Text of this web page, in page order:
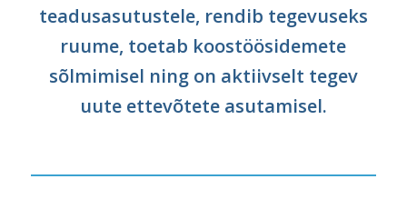
teadusasutustele, rendib tegevuseks
ruume, toetab koostöösidemete
sõlmimisel ning on aktiivselt tegev
uute ettevõtete asutamisel.